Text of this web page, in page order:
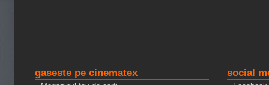
gaseste pe cinematex social